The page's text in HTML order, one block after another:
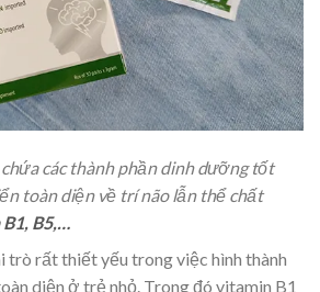
các thành phần dinh dưỡng tốt
toàn diện về trí não lẫn thể chất
B5,…
trò rất thiết yếu trong việc hình thành
diện ở trẻ nhỏ. Trong đó vitamin B1